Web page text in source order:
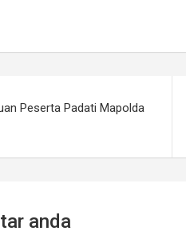
Peserta Padati Mapolda
anda